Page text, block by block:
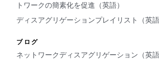
トワークの簡素化を促進（英語）
ディスアグリゲーションプレイリスト（英語
ブログ
ネットワークディスアグリゲーション（英語